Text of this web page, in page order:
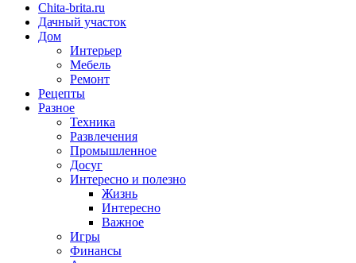
Chita-brita.ru
Дачный участок
Дом
Интерьер
Мебель
Ремонт
Рецепты
Разное
Техника
Развлечения
Промышленное
Досуг
Интересно и полезно
Жизнь
Интересно
Важное
Игры
Финансы